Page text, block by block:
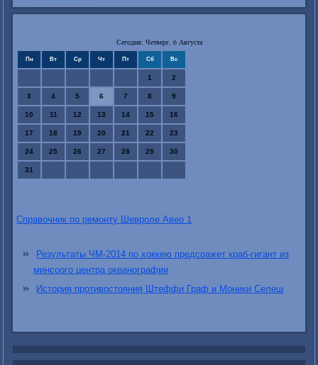
Сегодня: Четверг, 6 Августа
Пн Вт Ср Чт Пт Сб Вс
1 2
3 4 5 6 7 8 9
10 11 12 13 14 15 16
17 18 19 20 21 22 23
24 25 26 27 28 29 30
31
Справочник по ремонту Шевроле Авео 1
Результаты ЧМ-2014 по хоккею предсоажет краб-гигант из
минсоого центра океанографии
История противостояния Штеффи Граф и Моники Селеш